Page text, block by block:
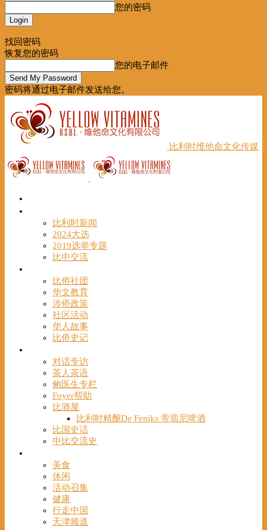
您的密码
找回密码
恢复您的密码
您的电子邮件
密码将通过电子邮件发送给您。
比利时维他命文化传媒
比利时新闻
2024大选
2019选举专题
比中交流
比侨社团
华文教育
涉侨政策
社区活动
华人故事
比侨史记
对话专访
茶人茶语
鲍医生专栏
Foyer帮助
比酒屋
比利时精酿De Feniks 帝翡尼啤酒
比国史话
中比交流史
美食
休闲
活动召集
健康
行走中国
天津频道